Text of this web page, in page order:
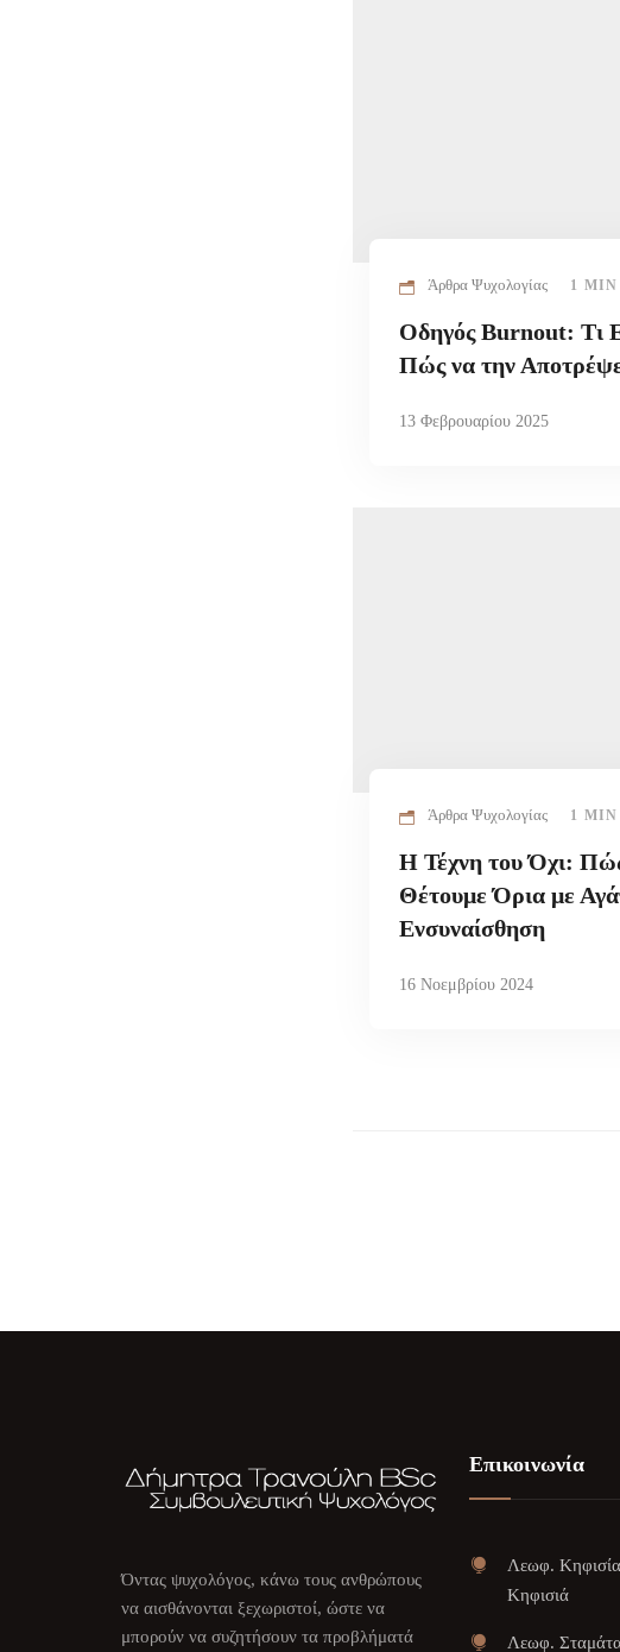
Άρθρα Ψυχολογίας 1 MIN
Οδηγός Burnout: Τι
Πώς να την
13 Φεβρουαρίου 2025
Άρθρα Ψυχολογίας 1 MIN
Η Τέχνη του Όχι:
Θέτουμε Όρια με
Ενσυναίσθηση
16 Νοεμβρίου 2024
Όντας ψυχολόγος, κάνω τους ανθρώπους
να αισθάνονται ξεχωριστοί, ώστε να
μπορούν να συζητήσουν τα προβλήματά
Επικοινωνία
Λεωφ.
Κηφισιά
Λεωφ.